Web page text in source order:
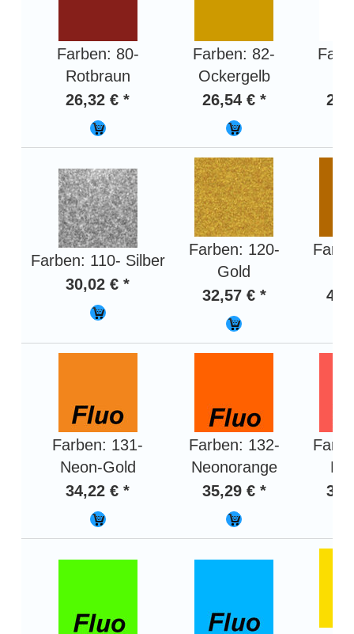
Farben: 80-
Rotbraun
26,32 € *
Farben: 82-
Ockergelb
26,54 € *
Farben: 110- Silber
30,02 € *
Farben: 120-
Gold
32,57 € *
Farben: 131-
Neon-Gold
34,22 € *
Farben: 132-
Neonorange
35,29 € *